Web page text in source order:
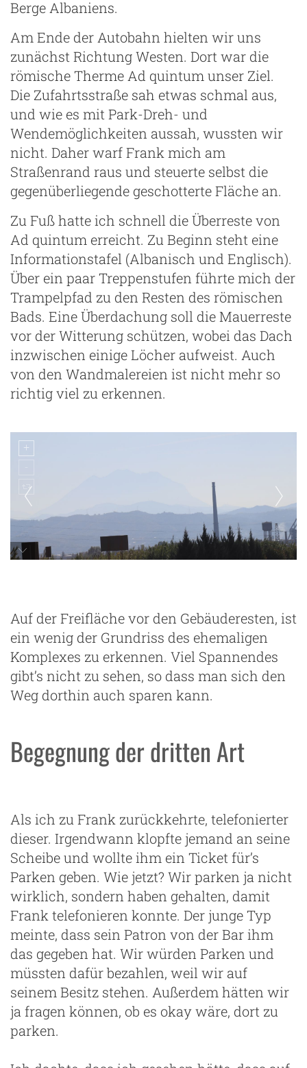
Berge Albaniens.
Am Ende der Autobahn hielten wir uns
zunächst Richtung Westen. Dort war die
römische Therme Ad quintum unser Ziel.
Die Zufahrtsstraße sah etwas schmal aus,
und wie es mit Park-Dreh- und
Wendemöglichkeiten aussah, wussten wir
nicht. Daher warf Frank mich am
Straßenrand raus und steuerte selbst die
gegenüberliegende geschotterte Fläche an.
Zu Fuß hatte ich schnell die Überreste von
Ad quintum erreicht. Zu Beginn steht eine
Informationstafel (Albanisch und Englisch).
Über ein paar Treppenstufen führte mich der
Trampelpfad zu den Resten des römischen
Bads. Eine Überdachung soll die Mauerreste
vor der Witterung schützen, wobei das Dach
inzwischen einige Löcher aufweist. Auch
von den Wandmalereien ist nicht mehr so
richtig viel zu erkennen.
Auf der Freifläche vor den Gebäuderesten, ist
ein wenig der Grundriss des ehemaligen
Komplexes zu erkennen. Viel Spannendes
gibt’s nicht zu sehen, so dass man sich den
Weg dorthin auch sparen kann.
Begegnung der dritten Art
Als ich zu Frank zurückkehrte, telefonierter
dieser. Irgendwann klopfte jemand an seine
Scheibe und wollte ihm ein Ticket für’s
Parken geben. Wie jetzt? Wir parken ja nicht
wirklich, sondern haben gehalten, damit
Frank telefonieren konnte. Der junge Typ
meinte, dass sein Patron von der Bar ihm
das gegeben hat. Wir würden Parken und
müssten dafür bezahlen, weil wir auf
seinem Besitz stehen. Außerdem hätten wir
ja fragen können, ob es okay wäre, dort zu
parken.